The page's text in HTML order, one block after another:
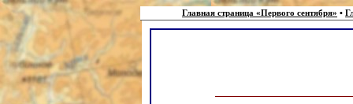
Главная страница «Первого сентября» •